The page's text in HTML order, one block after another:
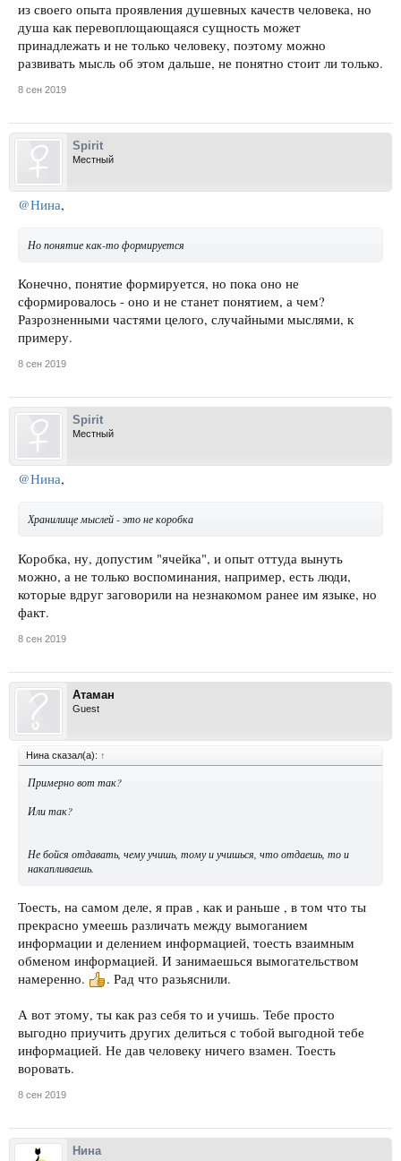
из своего опыта проявления душевных качеств человека, но
душа как перевоплощающаяся сущность может
принадлежать и не только человеку, поэтому можно
развивать мысль об этом дальше, не понятно стоит ли только.
8 сен 2019
Spirit
Местный
@Нина,
Но понятие как-то формируется
Конечно, понятие формируется, но пока оно не
сформировалось - оно и не станет понятием, а чем?
Разрозненными частями целого, случайными мыслями, к
примеру.
8 сен 2019
Spirit
Местный
@Нина,
Хранилище мыслей - это не коробка
Коробка, ну, допустим "ячейка", и опыт оттуда вынуть
можно, а не только воспоминания, например, есть люди,
которые вдруг заговорили на незнакомом ранее им языке, но
факт.
8 сен 2019
Атаман
Guest
Нина сказал(а): ↑
Примерно вот так?
Или так?
Не бойся отдавать, чему учишь, тому и учишься, что отдаешь, то и
накапливаешь.
Тоесть, на самом деле, я прав , как и раньше , в том что ты
прекрасно умеешь различать между вымоганием
информации и делением информацией, тоесть взаимным
обменом информацией. И занимаешься вымогательством
намеренно.
. Рад что разьяснили.
А вот этому, ты как раз себя то и учишь. Тебе просто
выгодно приучить других делиться с тобой выгодной тебе
информацией. Не дав человеку ничего взамен. Тоесть
воровать.
8 сен 2019
Нина